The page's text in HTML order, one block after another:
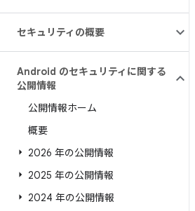
セキュリティの概要
Android のセキュリティに関する
公開情報
公開情報ホーム
概要
2026 年の公開情報
2025 年の公開情報
2024 年の公開情報